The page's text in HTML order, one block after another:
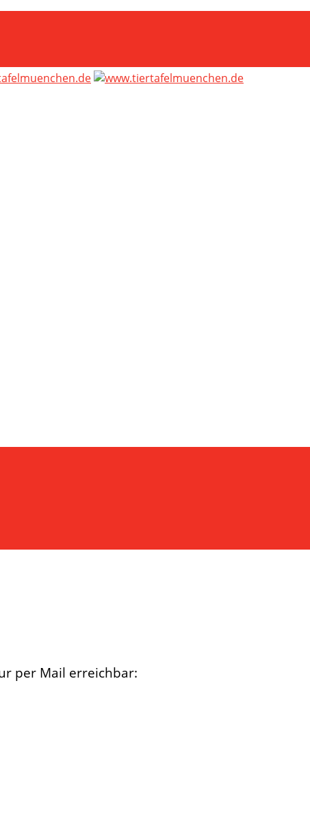
per Mail erreichbar: